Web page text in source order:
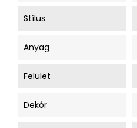
Stílus
Anyag
Felület
Dekór